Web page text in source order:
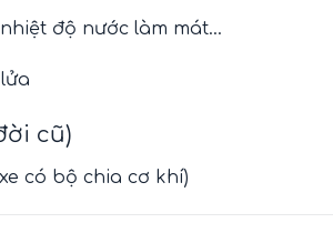
độ nước làm mát…
cũ)
có bộ chia cơ khí)